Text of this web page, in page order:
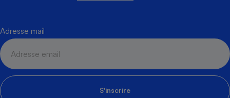
Adresse mail
S'inscrire